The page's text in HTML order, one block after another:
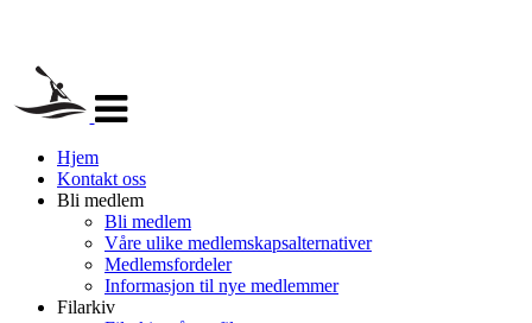
navigasjon
Hjem
Kontakt oss
Bli medlem
Bli medlem
Våre ulike medlemskapsalternativer
Medlemsfordeler
Informasjon til nye medlemmer
Filarkiv